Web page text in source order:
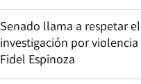
Senado llama a respetar
investigación por
Fidel Espinoza